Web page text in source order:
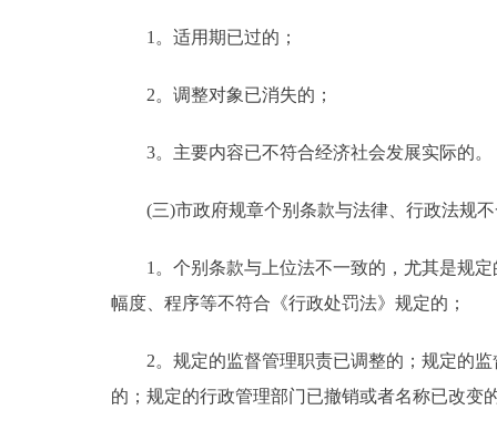
1。适用期已过的；
2。调整对象已消失的；
3。主要内容已不符合经济社会发展实际的。
(三)市政府规章个别条款与法律、行政法规不
1。个别条款与上位法不一致的，尤其是规定
幅度、程序等不符合《行政处罚法》规定的；
2。规定的监督管理职责已调整的；规定的监
的；规定的行政管理部门已撤销或者名称已改变